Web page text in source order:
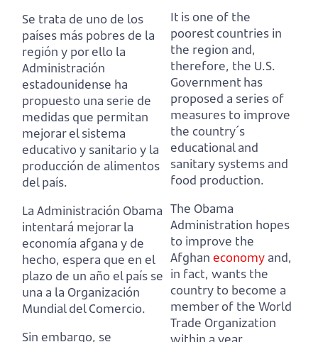
Se trata de uno de los
países más pobres de la
región y por ello la
Administración
estadounidense ha
propuesto una serie de
medidas que permitan
mejorar el sistema
educativo y sanitario y la
producción de alimentos
del país.
La Administración Obama
intentará mejorar la
economía afgana y de
hecho, espera que en el
plazo de un año el país se
una a la Organización
Mundial del Comercio.
Sin embargo, se
It is one of the
poorest countries in
the region and,
therefore, the U.S.
Government has
proposed a series of
measures to improve
the country´s
educational and
sanitary systems and
food production.
The Obama
Administration hopes
to improve the
Afghan economy and,
in fact, wants the
country to become a
member of the World
Trade Organization